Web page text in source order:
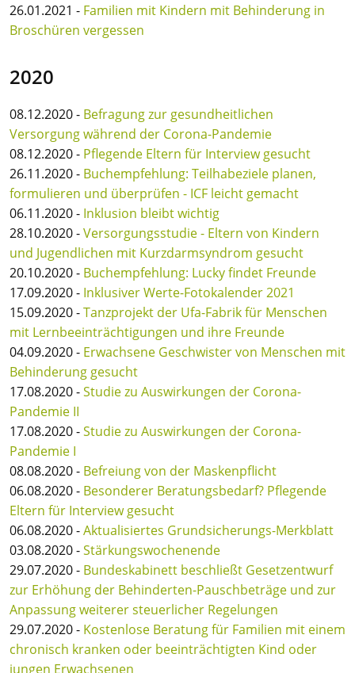
26.01.2021 - Familien mit Kindern mit Behinderung in
Broschüren vergessen
2020
08.12.2020 - Befragung zur gesundheitlichen
Versorgung während der Corona-Pandemie
08.12.2020 - Pflegende Eltern für Interview gesucht
26.11.2020 - Buchempfehlung: Teilhabeziele planen,
formulieren und überprüfen - ICF leicht gemacht
06.11.2020 - Inklusion bleibt wichtig
28.10.2020 -Versorgungsstudie - Eltern von Kindern
und Jugendlichen mit Kurzdarmsyndrom gesucht
20.10.2020 - Buchempfehlung: Lucky findet Freunde
17.09.2020 - Inklusiver Werte-Fotokalender 2021
15.09.2020 -Tanzprojekt der Ufa-Fabrik für Menschen
mit Lernbeeinträchtigungen und ihre Freunde
04.09.2020 - Erwachsene Geschwister von Menschen mit
Behinderung gesucht
17.08.2020 -Studie zu Auswirkungen der Corona-
Pandemie II
17.08.2020 -Studie zu Auswirkungen der Corona-
Pandemie I
08.08.2020 - Befreiung von der Maskenpflicht
06.08.2020 - Besonderer Beratungsbedarf? Pflegende
Eltern für Interview gesucht
06.08.2020 -Aktualisiertes Grundsicherungs-Merkblatt
03.08.2020 -Stärkungswochenende
29.07.2020 - Bundeskabinett beschließt Gesetzentwurf
zur Erhöhung der Behinderten-Pauschbeträge und zur
Anpassung weiterer steuerlicher Regelungen
29.07.2020 - Kostenlose Beratung für Familien mit einem
chronisch kranken oder beeinträchtigten Kind oder
jungen Erwachsenen